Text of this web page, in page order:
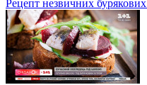
Рецепт незвичних